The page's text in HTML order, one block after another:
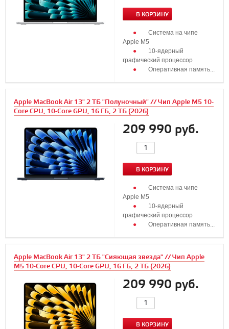
В КОРЗИНУ
Система на чипе
Apple M5
10‑ядерный
графический процессор
Оперативная память...
Apple MacBook Air 13" 2 ТБ "Полуночный" // Чип Apple M5 10-
Core CPU, 10-Core GPU, 16 ГБ, 2 ТБ (2026)
209 990 руб.
В КОРЗИНУ
Система на чипе
Apple M5
10‑ядерный
графический процессор
Оперативная память...
Apple MacBook Air 13" 2 ТБ "Сияющая звезда" // Чип Apple
M5 10-Core CPU, 10-Core GPU, 16 ГБ, 2 ТБ (2026)
209 990 руб.
В КОРЗИНУ